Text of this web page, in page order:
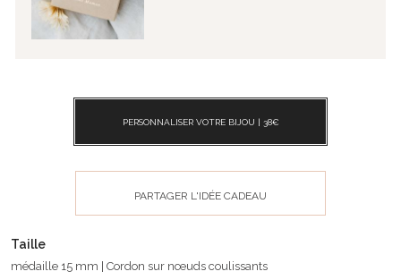
PERSONNALISER VOTRE BIJOU | 38€
PARTAGER L'IDÉE CADEAU
Taille
médaille 15 mm | Cordon sur nœuds coulissants